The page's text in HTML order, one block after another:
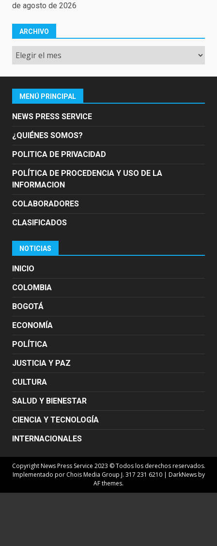
de agosto de 2026
ARCHIVO
Archivo
MENÚ PRINCIPAL
NEWS PRESS SERVICE
¿QUIÉNES SOMOS?
POLITICA DE PRIVACIDAD
POLÍTICA DE PROCEDENCIA Y USO DE LA
INFORMACION
COLABORADORES
CLASIFICADOS
NOTICIAS
INICIO
COLOMBIA
BOGOTÁ
ECONOMÍA
POLÍTICA
JUSTICIA Y PAZ
CULTURA
SALUD Y BIENESTAR
CIENCIA Y TECNOLOGÍA
INTERNACIONALES
Copyright News Press Service 2023 © Todos los derechos reservados.
Implementado por Chois Media Group J. 317 231 6210 | DarkNewsby
AF themes.